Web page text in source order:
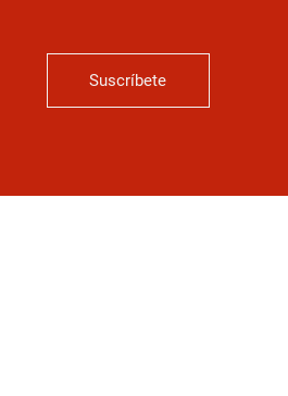
Suscríbete